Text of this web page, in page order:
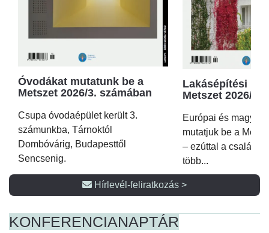
Óvodákat mutatunk be a
Metszet 2026/3. számában
Csupa óvodaépület került 3.
számunkba, Tárnoktól
Dombóvárig, Budapesttől
Sencsenig.
Lakásépítési
Metszet 2026/2.
Európai és magyar
mutatjuk be a
– ezúttal a családi
több...
Hírlevél-feliratkozás >
KONFERENCIANAPTÁR